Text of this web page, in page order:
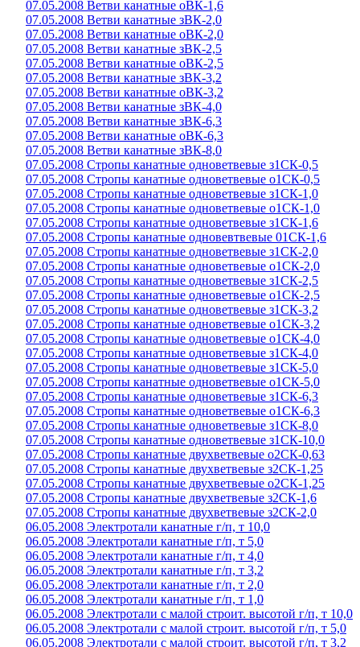
07.05.2008 Ветви канатные оВК-1,6
07.05.2008 Ветви канатные зВК-2,0
07.05.2008 Ветви канатные оВК-2,0
07.05.2008 Ветви канатные зВК-2,5
07.05.2008 Ветви канатные оВК-2,5
07.05.2008 Ветви канатные зВК-3,2
07.05.2008 Ветви канатные оВК-3,2
07.05.2008 Ветви канатные зВК-4,0
07.05.2008 Ветви канатные зВК-6,3
07.05.2008 Ветви канатные оВК-6,3
07.05.2008 Ветви канатные зВК-8,0
07.05.2008 Стропы канатные одноветвевые з1СК-0,5
07.05.2008 Стропы канатные одноветвевые о1СК-0,5
07.05.2008 Стропы канатные одноветвевые з1СК-1,0
07.05.2008 Стропы канатные одноветвевые о1СК-1,0
07.05.2008 Стропы канатные одноветвевые з1СК-1,6
07.05.2008 Стропы канатные одновевтвевые 01СК-1,6
07.05.2008 Стропы канатные одноветвевые з1СК-2,0
07.05.2008 Стропы канатные одноветвевые о1СК-2,0
07.05.2008 Стропы канатные одноветвевые з1СК-2,5
07.05.2008 Стропы канатные одноветвевые о1СК-2,5
07.05.2008 Стропы канатные одноветвевые з1СК-3,2
07.05.2008 Стропы канатные одноветвевые о1СК-3,2
07.05.2008 Стропы канатные одноветвевые о1СК-4,0
07.05.2008 Стропы канатные одноветвевые з1СК-4,0
07.05.2008 Стропы канатные одноветвевые з1СК-5,0
07.05.2008 Стропы канатные одноветвевые о1СК-5,0
07.05.2008 Стропы канатные одноветвевые з1СК-6,3
07.05.2008 Стропы канатные одноветвевые о1СК-6,3
07.05.2008 Стропы канатные одноветвевые з1СК-8,0
07.05.2008 Стропы канатные одноветвевые з1СК-10,0
07.05.2008 Стропы канатные двухветвевые о2СК-0,63
07.05.2008 Стропы канатные двухветвевые з2СК-1,25
07.05.2008 Стропы канатные двухветвевые о2СК-1,25
07.05.2008 Стропы канатные двухветвевые з2СК-1,6
07.05.2008 Стропы канатные двухветвевые з2СК-2,0
06.05.2008 Электротали канатные г/п, т 10,0
06.05.2008 Электротали канатные г/п, т 5,0
06.05.2008 Электротали канатные г/п, т 4,0
06.05.2008 Электротали канатные г/п, т 3,2
06.05.2008 Электротали канатные г/п, т 2,0
06.05.2008 Электротали канатные г/п, т 1,0
06.05.2008 Электротали с малой строит. высотой г/п, т 10,0
06.05.2008 Электротали с малой строит. высотой г/п, т 5,0
06.05.2008 Электротали с малой строит. высотой г/п, т 3,2